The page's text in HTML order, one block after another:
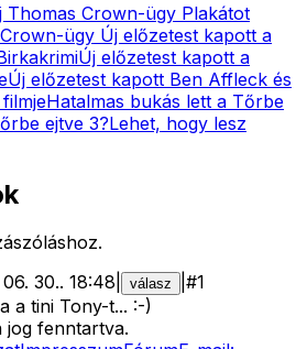
Thomas Crown-ügy Plakátot
ügy Új előzetest kapott a
Új előzetest kapott a
Új előzetest kapott Ben Affleck és
Hatalmas bukás lett a Tőrbe
ejtve 3?Lehet, hogy lesz
30.. 18:48 válasz #1
a tini Tony-t... :-)
jog fenntartva.